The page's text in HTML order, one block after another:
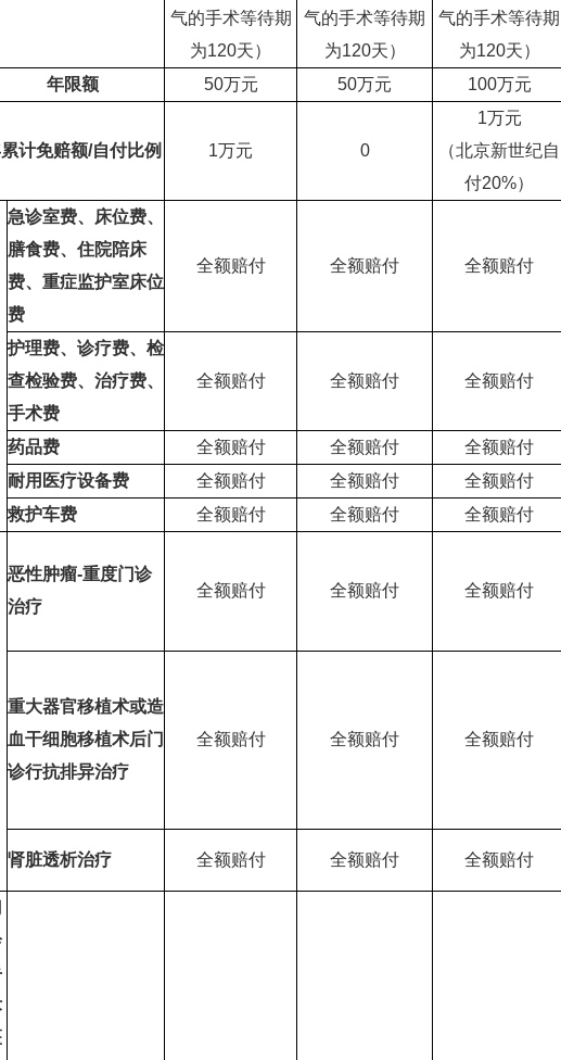
气的手术等待期
为120天）
气的手术等待期
为120天）
气的手术等待期
为120天）
年限额
50万元 50万元 100万元
计免赔额/自付比例 1万元 0
1万元
（北京新世纪自
付20%）
急诊室费、床位费、
膳食费、住院陪床
费、 重症监护室床位
费
全额赔付 全额赔付 全额赔付
护理费、诊疗费、检
查检验费、治疗费、
手术费
全额赔付 全额赔付 全额赔付
药品费 全额赔付 全额赔付 全额赔付
耐用医疗设备费 全额赔付 全额赔付 全额赔付
救护车费
全额赔付 全额赔付 全额赔付
恶性肿瘤-重度门诊
治疗
全额赔付 全额赔付 全额赔付
重大器官移植术或造
血干细胞移植术后门
诊行抗排异治疗
全额赔付 全额赔付 全额赔付
肾脏透析治疗 全额赔付 全额赔付 全额赔付